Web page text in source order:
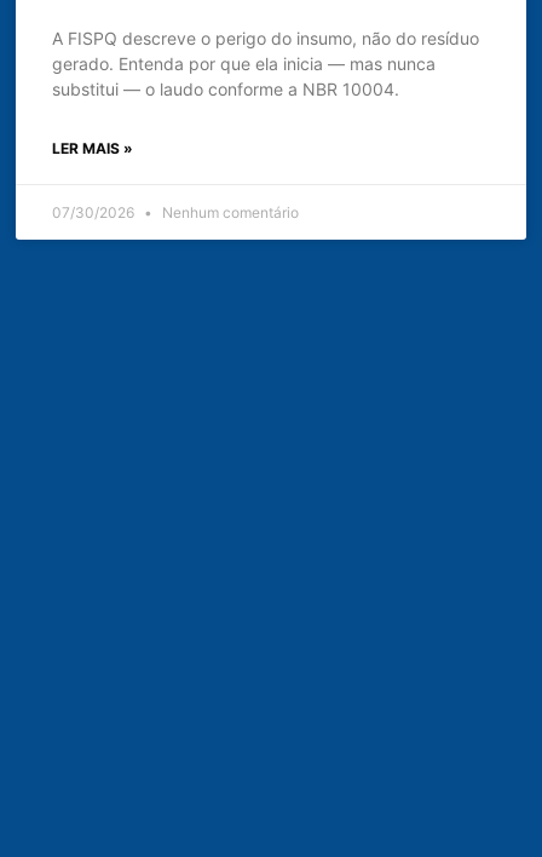
A FISPQ descreve o perigo do insumo, não do resíduo
gerado. Entenda por que ela inicia — mas nunca
substitui — o laudo conforme a NBR 10004.
LER MAIS »
07/30/2026 Nenhum comentário